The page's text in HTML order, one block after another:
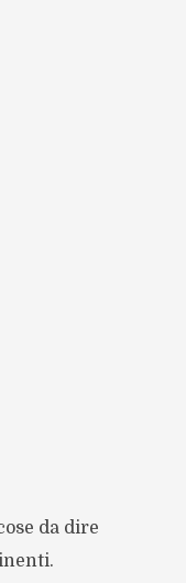
da dire